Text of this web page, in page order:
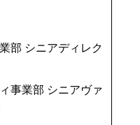
部 シニアディレク
事業部 シニアヴァ